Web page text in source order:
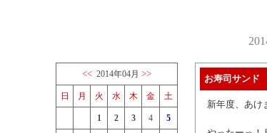
<< 2014年04月 >>
日 月 火 水 木 金 土
1 2 3 4 5
お寿司サンド
新年度、あけ